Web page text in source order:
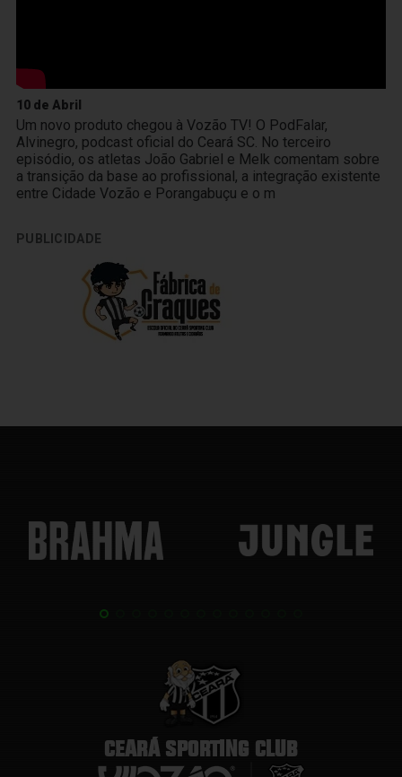
10 de Abril
Um novo produto chegou à Vozão TV! O PodFalar,
Alvinegro, podcast oficial do Ceará SC. No terceiro
episódio, os atletas João Gabriel e Melk comentam sobre
a transição da base ao profissional, a integração existente
entre Cidade Vozão e Porangabuçu e o m
PUBLICIDADE
CEARÁ SPORTING CLUB